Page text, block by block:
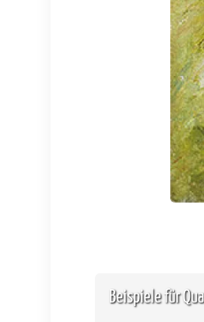
Beispiele für